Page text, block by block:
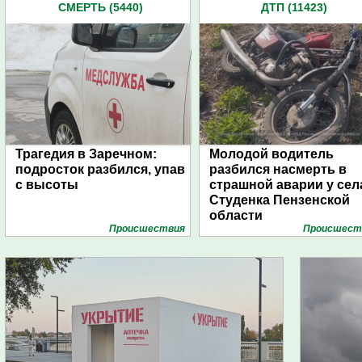
СМЕРТЬ (5440)
Трагедия в Заречном:
подросток разбился, упав
с высоты
Проиcшествия
ДТП (11423)
Молодой водитель
разбился насмерть в
страшной аварии у
Студенка Пензенской
области